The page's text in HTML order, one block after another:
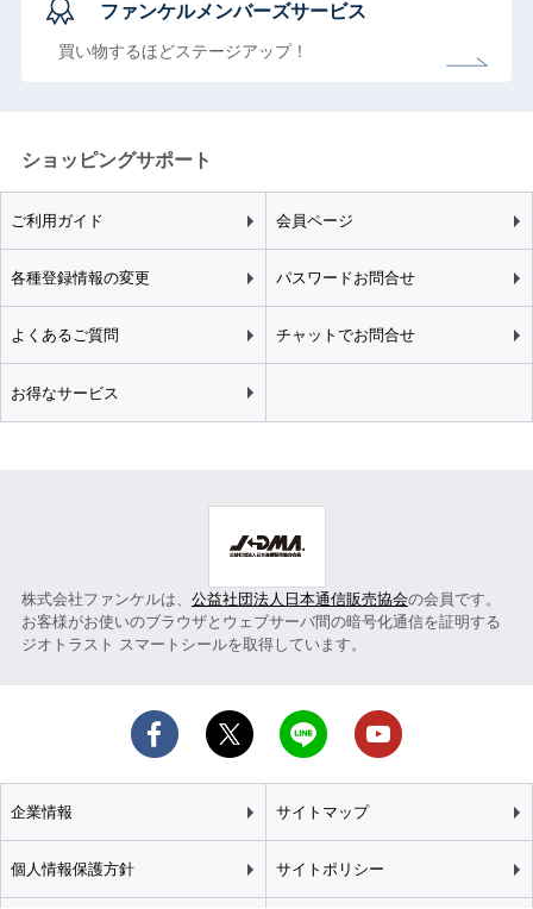
ファンケルメンバーズサービス
買い物するほどステージアップ！
ショッピングサポート
ご利用ガイド 会員ページ
各種登録情報の変更 パスワードお問合せ
よくあるご質問 チャットでお問合せ
お得なサービス
株式会社ファンケルは、 公益社団法人日本通信販売協会の会員です。
お客様がお使いのブラウザとウェブサーバ間の暗号化通信を証明する
ジオトラスト スマートシールを取得しています。
企業情報 サイトマップ
個人情報保護方針 サイトポリシー